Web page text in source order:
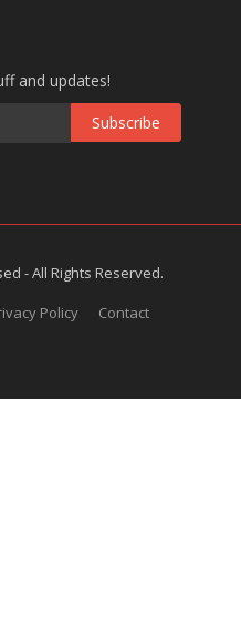
and updates!
Subscribe
- All Rights Reserved.
Policy Contact